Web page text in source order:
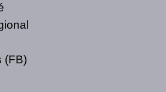
(FB)